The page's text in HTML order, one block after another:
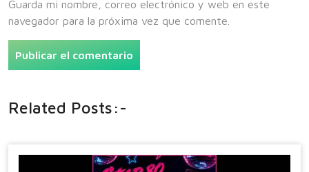
Guarda mi nombre, correo electrónico y web en este
navegador para la próxima vez que comente.
Related Posts:-